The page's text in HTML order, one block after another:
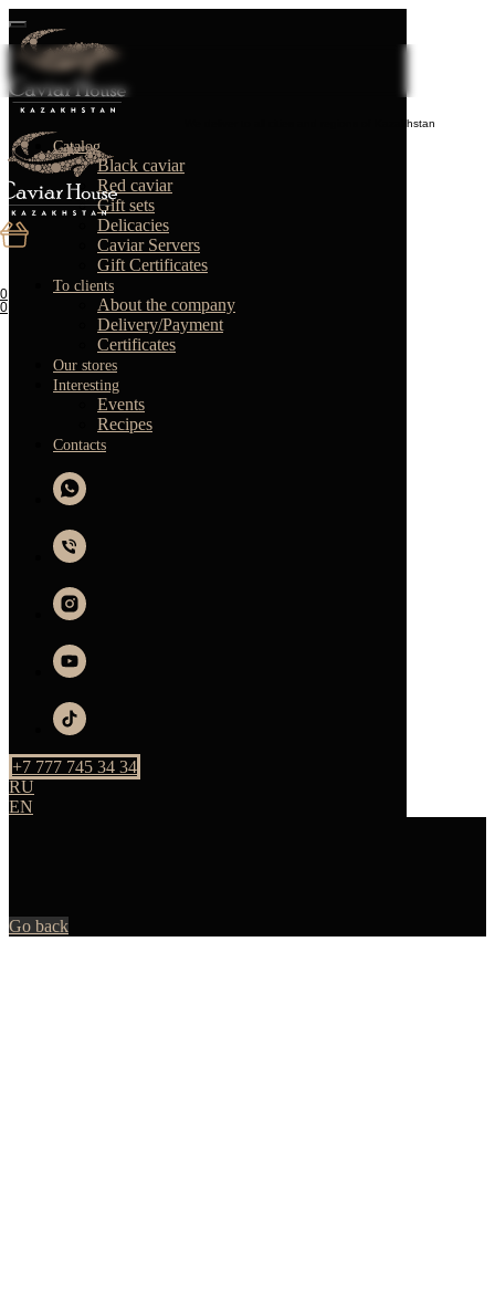
We deliver to all cities and regions of Kazakhstan
0
0
Catalog
Black caviar
Red caviar
Gift sets
Delicacies
Caviar Servers
Gift Certificates
To clients
About the company
Delivery/Payment
Certificates
Our stores
Interesting
Events
Recipes
Contacts
+7 777 745 34 34
RU
EN
Go back